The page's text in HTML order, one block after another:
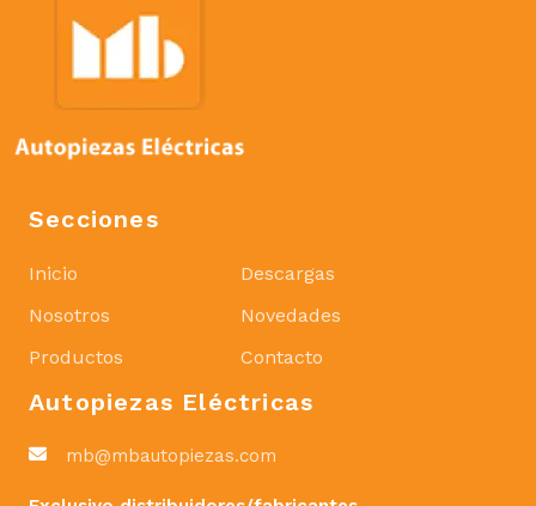
Secciones
Inicio
Nosotros
Productos
Descargas
Novedades
Contacto
Autopiezas Eléctricas
mb@mbautopiezas.com